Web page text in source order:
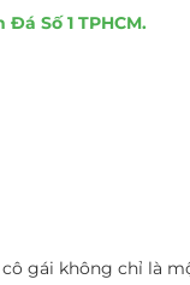
Số 1 TPHCM.
gái không chỉ là